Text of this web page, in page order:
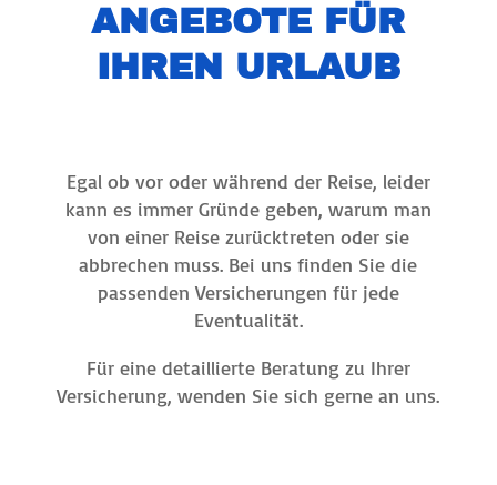
ANGEBOTE FÜR
IHREN URLAUB
Egal ob vor oder während der Reise, leider
kann es immer Gründe geben, warum man
von einer Reise zurücktreten oder sie
abbrechen muss. Bei uns finden Sie die
passenden Versicherungen für jede
Eventualität.
Für eine detaillierte Beratung zu Ihrer
Versicherung, wenden Sie sich gerne an uns.